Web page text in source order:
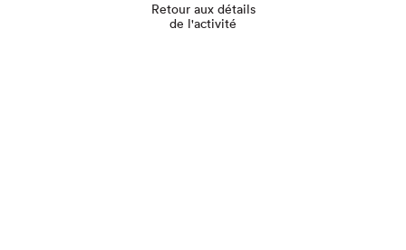
Retour aux détails
de l'activité